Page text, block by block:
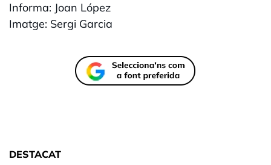
Informa: Joan López
Imatge: Sergi Garcia
DESTACAT